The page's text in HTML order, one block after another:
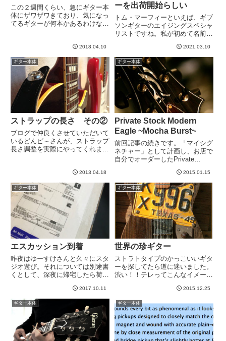
この２週間くらい、急にギター本
体にザワザワきており、気になっ
てるギターが何本かあるわけなん
た。「Northern Lights」というカ
ラースキームです。オーロラっぽ
い感じということ...
2018.04.10
ーを出荷開始らしい
トム・マーフィーといえば、ギブ
ソンギターのエイジングスペシャ
リストですね。私が初めて名前を
います。99レモンは、99年製の
ヒスコレなんですが、仕様に大幅
リニューアルがあったモデルで
す。そして多分はじめてエイジ...
2021.03.10
ギター本体
ストラップの長さ その②
ブログで仲良くさせていただいて
いるどんピ～さんが、ストラップ
長さ調整を実際にやってくれまし
と私もやりました。まずは準備
だ。写真撮ったときに、ベルトの
バックルが見えるように、Tシャ
ツを...
2013.04.18
ギター本体
Private Stock Modern
Eagle ~Mocha Burst~
前回記事の続きです。「マイシグ
ネチャー」として計画し、お店で
自分でオーダーしたPrivate
イーグル！！オーダーするならモ
ダンイーグルと決めてました。モ
ダンイーグルと言えば、このつや
消し塗装。薄いラッカー...
2015.01.15
ギター本体
エスカッション到着
昨夜はゆーすけさんと久々にスタ
ジオ遊び。それについては別途書
くとして、深夜に帰宅したら荷物
つつも、そんなもの興味なんてな
いよ、という振りをして抵抗して
いた数年間ですが、ついにエスカ
ッション道に踏み込みました。
D...
2017.10.11
ギター本体
世界の珍ギター
ストラトタイプのかっこいいギタ
ーを探してたら道に迷いました。
渋い！！テレってこんなイメージ
タン、カントリー的なかっこよさ
というか^_^ボタンありすぎ。ち
ょっと、、、キモイwこういうバ
ール材にドキドキする最近で...
2015.12.25
ギター本体 ギター本体